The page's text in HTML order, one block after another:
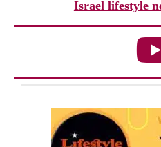
Israel lifestyle